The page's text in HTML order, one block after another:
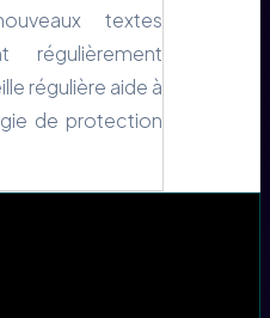
textes
régulièrement
régulière aide à
de protection